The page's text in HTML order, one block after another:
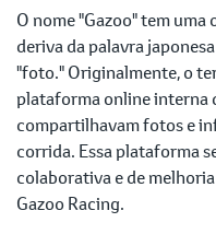
O nome "Gazoo" tem
deriva da palavra
"foto." Originalmente, o
plataforma online interna
compartilhavam fotos e
corrida. Essa plataforma
colaborativa e de
Gazoo Racing.